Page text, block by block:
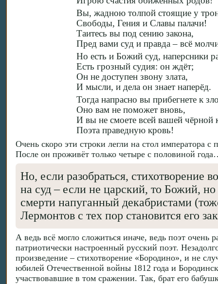
Вы, жадною толпой стоящие у
Свободы, Гения и Славы палачи!
Таитесь вы под сению закона,
Пред вами суд и правда – всё
Но есть и Божий суд, наперсники
Есть грозный судия: он ждёт;
Он не доступен звону злата,
И мысли, и дела он знает наперёд.
Тогда напрасно вы прибегнете к
Оно вам не поможет вновь,
И вы не смоете всей вашей чёрной
Поэта праведную кровь!
Очень скоро эти строки легли на стол императора
После он проживёт только четыре с половиной
Но, если разобраться, стихотворение
на суд – если не царский, то Божий,
смерти напуганный декабристами
Лермонтов с тех пор становится его
А ведь всё могло сложиться иначе, ведь поэт
патриотически настроенный русский поэт.
произведение – стихотворение «Бородино», и не
юбилей Отечественной войны 1812 года и
участвовавшие в том сражении. Так, брат его